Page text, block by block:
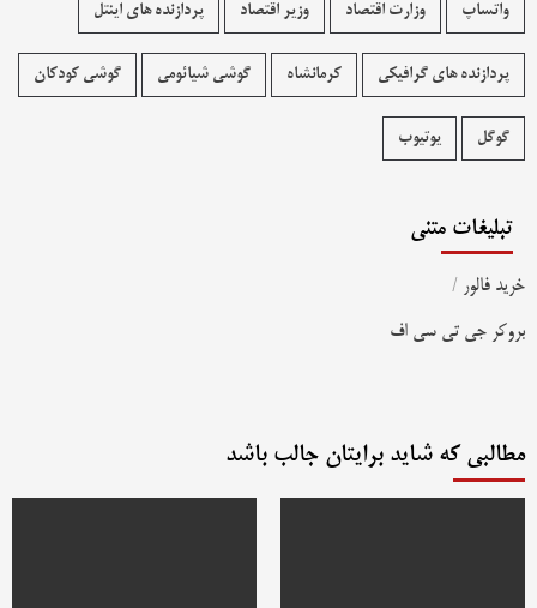
واتساپ وزارت اقتصاد وزیر اقتصاد پردازنده های اینتل
پردازنده های گرافیکی کرمانشاه گوشی شیائومی گوشی کودکان
گوگل یوتیوب
تبلیغات متنی
خرید فالور /
بروکر جی تی سی اف
مطالبی که شاید برایتان جالب باشد